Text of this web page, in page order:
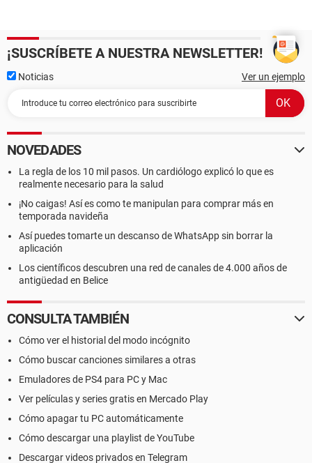
¡SUSCRÍBETE A NUESTRA NEWSLETTER!
Noticias Ver un ejemplo
NOVEDADES
La regla de los 10 mil pasos. Un cardiólogo explicó lo que es
realmente necesario para la salud
¡No caigas! Así es como te manipulan para comprar más en
temporada navideña
Así puedes tomarte un descanso de WhatsApp sin borrar la
aplicación
Los científicos descubren una red de canales de 4.000 años de
antigüedad en Belice
CONSULTA TAMBIÉN
Cómo ver el historial del modo incógnito
Cómo buscar canciones similares a otras
Emuladores de PS4 para PC y Mac
Ver películas y series gratis en Mercado Play
Cómo apagar tu PC automáticamente
Cómo descargar una playlist de YouTube
Descargar videos privados en Telegram